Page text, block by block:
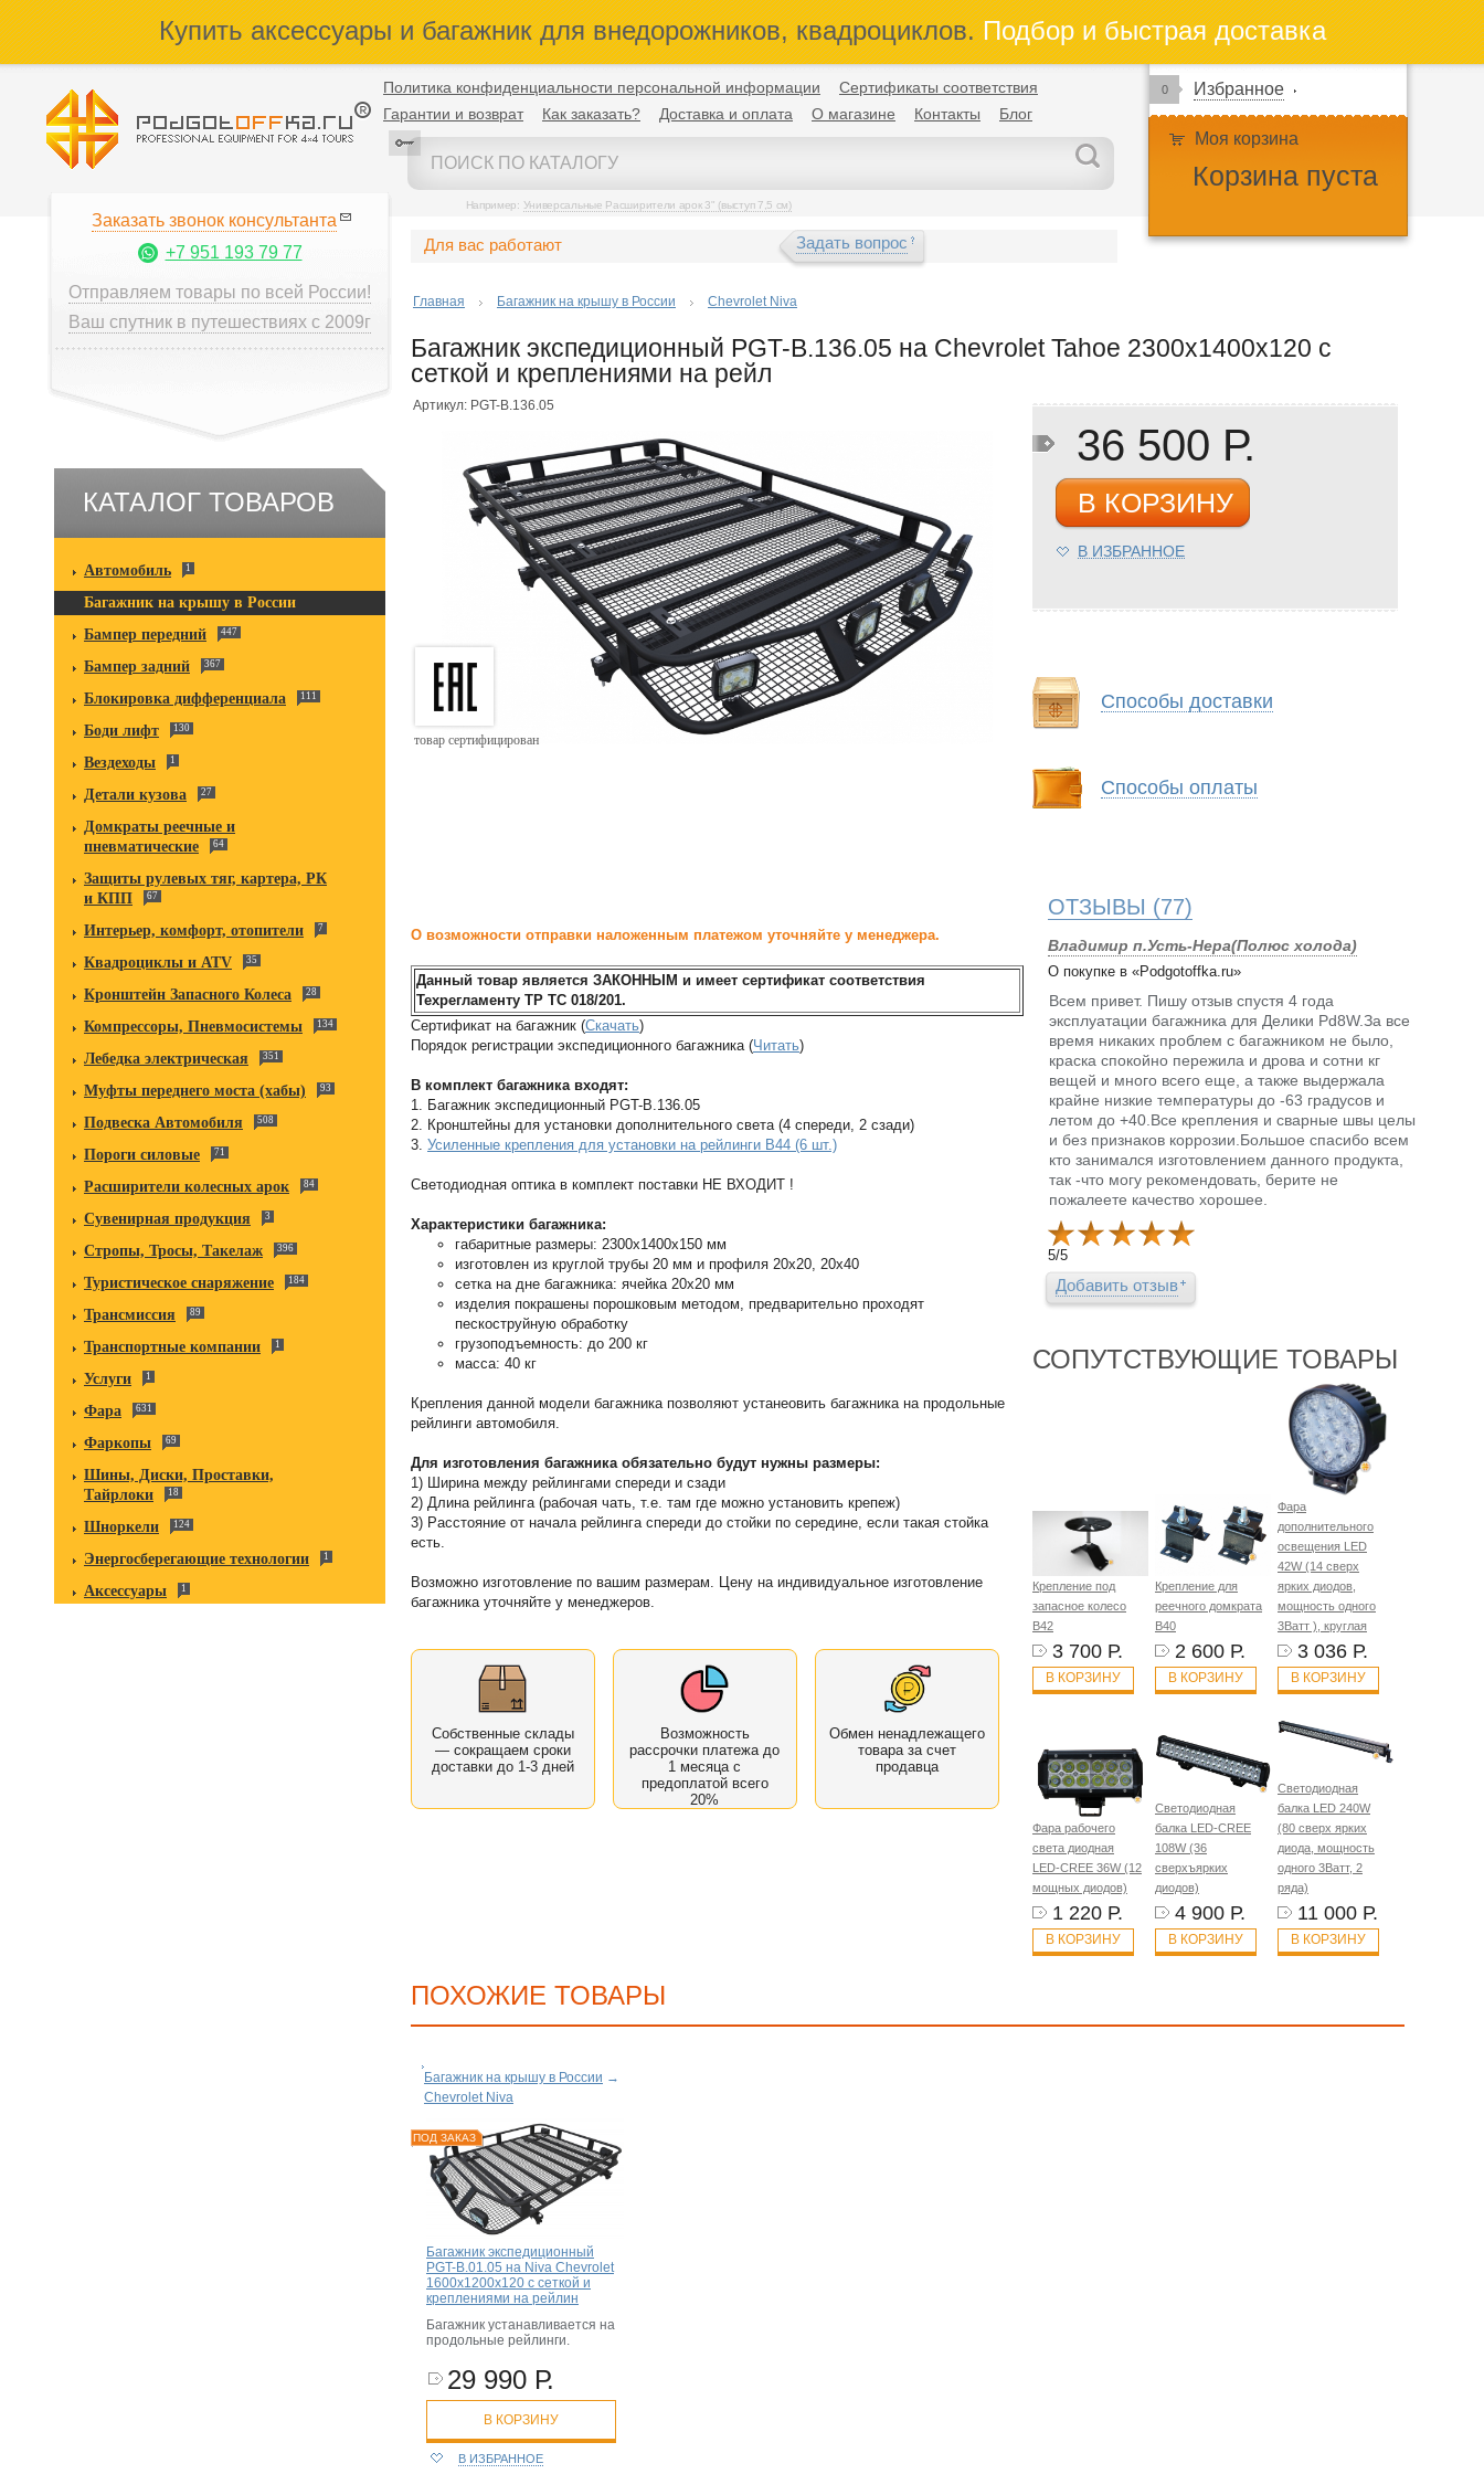
Купить аксессуары и багажник для внедорожников, квадроциклов.Подбор и быстрая доставка
Политика конфиденциальности персональной информации
Сертификаты соответствия
Гарантии и возврат
Как заказать? Доставка и оплата О магазине Контакты Блог
Например: Универсальные Расширители арок 3" (выступ 7,5 см)
0 Избранное
Моя корзина
Корзина пуста
Заказать звонок консультанта
+7 951 193 79 77
Отправляем товары по всей России!
Ваш спутник в путешествиях с 2009г
КАТАЛОГ ТОВАРОВ
Автомобиль 1
Багажник на крышу в России
Бампер передний
447
Бампер задний 367
Блокировка дифференциала 111
Боди лифт 130
Вездеходы 1
Детали кузова 27
Домкраты реечные и
пневматические
64
Защиты рулевых тяг, картера, РК
и КПП
67
Интерьер, комфорт, отопители 7
Квадроциклы и ATV 35
Кронштейн Запасного Колеса 28
Компрессоры, Пневмосистемы 134
Лебедка электрическая 351
Муфты переднего моста (хабы) 93
Подвеска Автомобиля 508
Пороги силовые 71
Расширители колесных арок 84
Сувенирная продукция 3
Стропы, Тросы, Такелаж 396
Туристическое снаряжение 184
Трансмиссия 89
Транспортные компании 1
Услуги 1
Фара 631
Фаркопы 69
Шины, Диски, Проставки,
Тайрлоки
18
Шноркели 124
Энергосберегающие технологии 1
Аксессуары 1
Для вас работают Задать вопрос
Главная Багажник на крышу в России Chevrolet Niva
Багажник экспедиционный PGT-B.136.05 на Chevrolet Tahoe 2300х1400х120 с
сеткой и креплениями на рейл
Артикул: PGT-B.136.05
товар сертифицирован
О возможности отправки наложенным платежом уточняйте у менеджера.
Данный товар является ЗАКОННЫМ и имеет сертификат соответствия
Техрегламенту ТР ТС 018/201.
Сертификат на багажник (Скачать)
Порядок регистрации экспедиционного багажника (Читать)
В комплект багажника входят:
1. Багажник экспедиционный PGT-B.136.05
2. Кронштейны для установки дополнительного света (4 спереди, 2 сзади)
3. Усиленные крепления для установки на рейлинги B44 (6 шт.)
Светодиодная оптика в комплект поставки НЕ ВХОДИТ !
Характеристики багажника:
габаритные размеры: 2300х1400х150 мм
изготовлен из круглой трубы 20 мм и профиля 20х20, 20х40
сетка на дне багажника: ячейка 20х20 мм
изделия покрашены порошковым методом, предварительно проходят
пескоструйную обработку
грузоподъемность: до 200 кг
масса: 40 кг
Крепления данной модели багажника позволяют устанеовить багажника на продольные
рейлинги автомобиля.
Для изготовления багажника обязательно будут нужны размеры:
1) Ширина между рейлингами спереди и сзади
2) Длина рейлинга (рабочая чать, т.е. там где можно установить крепеж)
3) Расстояние от начала рейлинга спереди до стойки по середине, если такая стойка
есть.
Возможно изготовление по вашим размерам. Цену на индивидуальное изготовление
багажника уточняйте у менеджеров.
Собственные склады
— сокращаем сроки
доставки до 1-3 дней
Возможность
рассрочки платежа до
1 месяца с
предоплатой всего
20%
Обмен ненадлежащего
товара за счет
продавца
36 500 Р.
В КОРЗИНУ
В ИЗБРАННОЕ
Способы доставки
Способы оплаты
ОТЗЫВЫ (77)
Владимир п.Усть-Нера(Полюс холода)
О покупке в «Podgotoffka.ru»
Всем привет. Пишу отзыв спустя 4 года
эксплуатации багажника для Делики Pd8W.За все
время никаких проблем с багажником не было,
краска спокойно пережила и дрова и сотни кг
вещей и много всего еще, а также выдержала
крайне низкие температуры до -63 градусов и
летом до +40.Все крепления и сварные швы целы
и без признаков коррозии.Большое спасибо всем
кто занимался изготовлением данного продукта,
так -что могу рекомендовать, берите не
пожалеете качество хорошее.
5/5
Добавить отзыв
СОПУТСТВУЮЩИЕ ТОВАРЫ
Крепление под
запасное колесо
B42
3 700 Р.
В КОРЗИНУ
Крепление для
реечного домкрата
B40
2 600 Р.
В КОРЗИНУ
Фара
дополнительного
освещения LED
42W (14 сверх
ярких диодов,
мощность одного
3Ватт ), круглая
3 036 Р.
В КОРЗИНУ
Фара рабочего
света диодная
LED-CREE 36W (12
мощных диодов)
1 220 Р.
В КОРЗИНУ
Светодиодная
балка LED-CREE
108W (36
сверхъярких
диодов)
4 900 Р.
В КОРЗИНУ
Светодиодная
балка LED 240W
(80 сверх ярких
диода, мощность
одного 3Ватт, 2
ряда)
11 000 Р.
В КОРЗИНУ
ПОХОЖИЕ ТОВАРЫ
Багажник на крышу в России →
Chevrolet Niva
ПОД ЗАКАЗ
Багажник экспедиционный
PGT-B.01.05 на Niva Chevrolet
1600х1200х120 с сеткой и
креплениями на рейлин
Багажник устанавливается на
продольные рейлинги.
29 990 Р.
В КОРЗИНУ
В ИЗБРАННОЕ